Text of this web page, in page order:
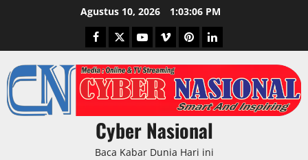
Agustus 10, 2026 1:03:07 PM
Facebook
TwitterYoutubeVimeoPinterestLinkedIn
Cyber Nasional
Baca Kabar Dunia Hari ini